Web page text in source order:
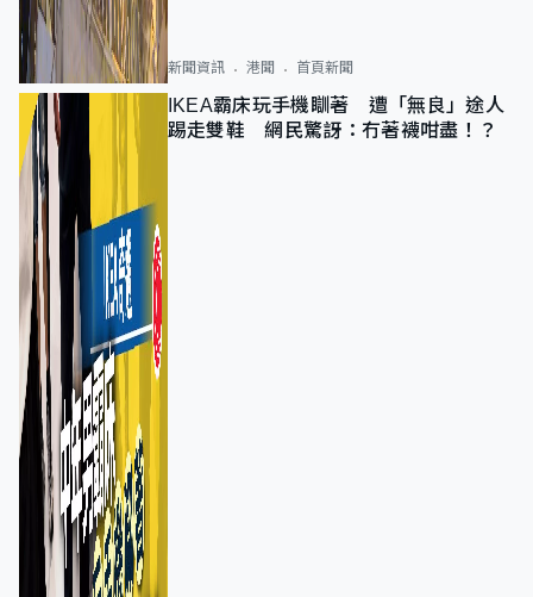
新聞資訊 港聞 首頁新聞
IKEA霸床玩手機瞓著 遭「無良」途人
踢走雙鞋 網民驚訝：冇著襪咁盡！？